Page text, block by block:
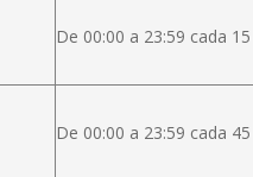
De 00:00 a 23:59 cada
De 00:00 a 23:59 cada